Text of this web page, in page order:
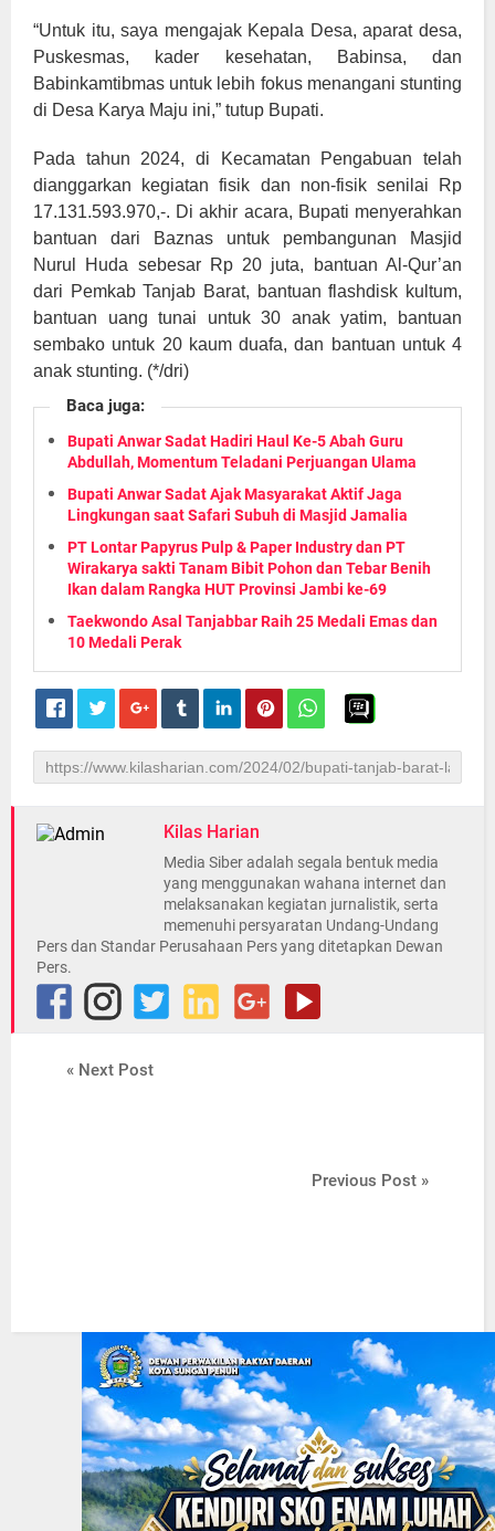
“Untuk itu, saya mengajak Kepala Desa, aparat desa,
Puskesmas, kader kesehatan, Babinsa, dan
Babinkamtibmas untuk lebih fokus menangani stunting
di Desa Karya Maju ini,” tutup Bupati.
Pada tahun 2024, di Kecamatan Pengabuan telah
dianggarkan kegiatan fisik dan non-fisik senilai Rp
17.131.593.970,-. Di akhir acara, Bupati menyerahkan
bantuan dari Baznas untuk pembangunan Masjid
Nurul Huda sebesar Rp 20 juta, bantuan Al-Qur’an
dari Pemkab Tanjab Barat, bantuan flashdisk kultum,
bantuan uang tunai untuk 30 anak yatim, bantuan
sembako untuk 20 kaum duafa, dan bantuan untuk 4
anak stunting. (*/dri)
Baca juga:
Bupati Anwar Sadat Hadiri Haul Ke-5 Abah Guru
Abdullah, Momentum Teladani Perjuangan Ulama
Bupati Anwar Sadat Ajak Masyarakat Aktif Jaga
Lingkungan saat Safari Subuh di Masjid Jamalia
PT Lontar Papyrus Pulp & Paper Industry dan PT
Wirakarya sakti Tanam Bibit Pohon dan Tebar Benih
Ikan dalam Rangka HUT Provinsi Jambi ke-69
Taekwondo Asal Tanjabbar Raih 25 Medali Emas dan
10 Medali Perak
Kilas Harian
Media Siber adalah segala bentuk media
yang menggunakan wahana internet dan
melaksanakan kegiatan jurnalistik, serta
memenuhi persyaratan Undang-Undang
Pers dan Standar Perusahaan Pers yang ditetapkan Dewan
Pers.
« Next Post
Previous Post »